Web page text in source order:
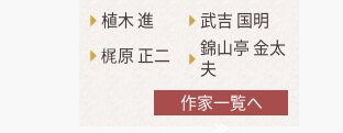
植木 進
武吉 国明
梶原 正二
錦山亭 金太
夫
作家一覧へ